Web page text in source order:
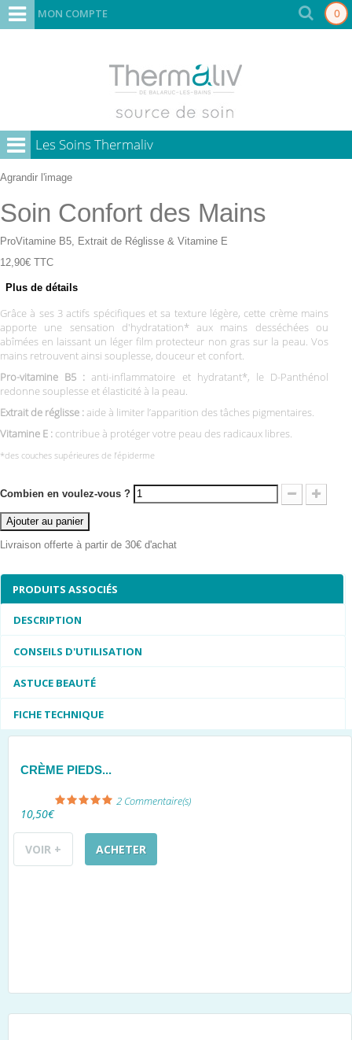
MON COMPTE 0
Les Soins Thermaliv
Agrandir l'image
Soin Confort des Mains
ProVitamine B5, Extrait de Réglisse & Vitamine E
12,90€ TTC
Plus de détails
Grâce à ses 3 actifs spécifiques et sa texture légère, cette crème mains
apporte une sensation d'hydratation* aux mains desséchées ou
abîmées en laissant un léger film protecteur non gras sur la peau. Vos
mains retrouvent ainsi souplesse, douceur et confort.
Pro-vitamine B5 : anti-inflammatoire et hydratant*, le D-Panthénol
redonne souplesse et élasticité à la peau.
Extrait de réglisse :aide à limiter l’apparition des tâches pigmentaires.
Vitamine E : contribue à protéger votre peau des radicaux libres.
*des couches supérieures de l’épiderme
Combien en voulez-vous ?
Ajouter au panier
Livraison offerte à partir de 30€ d'achat
PRODUITS ASSOCIÉS
DESCRIPTION
CONSEILS D'UTILISATION
ASTUCE BEAUTÉ
FICHE TECHNIQUE
CRÈME PIEDS...
2 Commentaire(s)
10,50€
VOIR + ACHETER